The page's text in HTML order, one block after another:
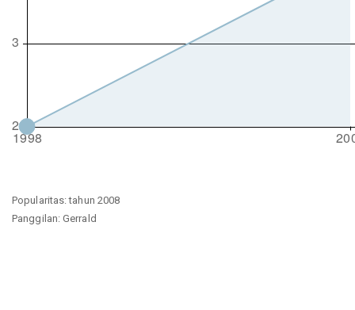
Popularitas: tahun 2008
Panggilan: Gerrald